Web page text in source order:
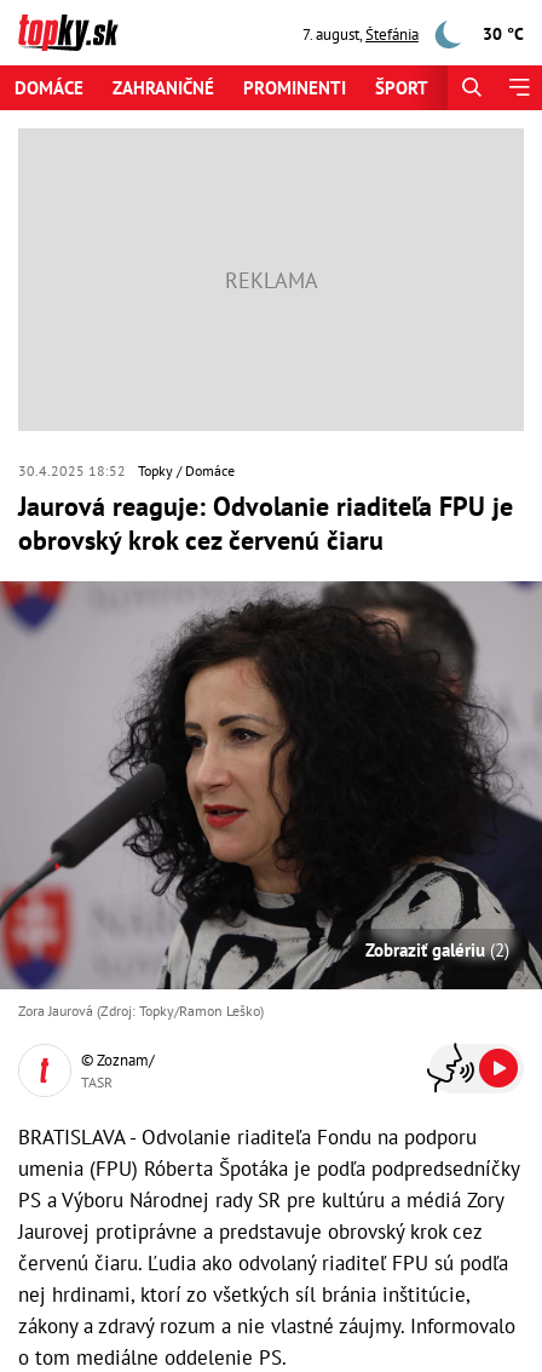
7. august,Štefánia 30 °C
DOMÁCE ZAHRANIČNÉ PROMINENTI ŠPORT
30.4.2025 18:52 Topky Domáce
Jaurová reaguje: Odvolanie riaditeľa FPU je
obrovský krok cez červenú čiaru
Zobraziť galériu(2)
Zora Jaurová (Zdroj: Topky/Ramon Leško)
© Zoznam/
TASR
BRATISLAVA - Odvolanie riaditeľa Fondu na podporu
umenia (FPU) Róberta Špotáka je podľa podpredsedníčky
PS a Výboru Národnej rady SR pre kultúru a médiá Zory
Jaurovej protiprávne a predstavuje obrovský krok cez
červenú čiaru. Ľudia ako odvolaný riaditeľ FPU sú podľa
nej hrdinami, ktorí zo všetkých síl bránia inštitúcie,
zákony a zdravý rozum a nie vlastné záujmy. Informovalo
o tom mediálne oddelenie PS.